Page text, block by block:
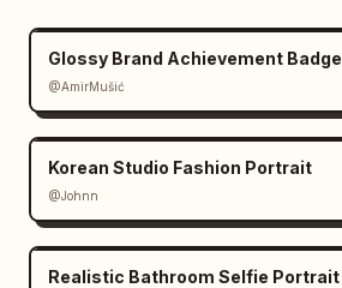
Glossy Brand Achievement Badge
@AmirMušić
Korean Studio Fashion Portrait
@Johnn
Realistic Bathroom Selfie Portrait